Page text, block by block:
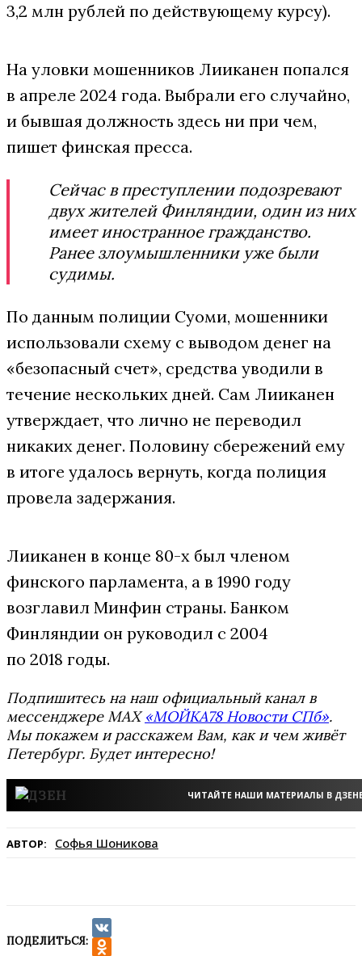
3,2 млн рублей по действующему курсу).
На уловки мошенников Лииканен попался
в апреле 2024 года. Выбрали его случайно,
и бывшая должность здесь ни при чем,
пишет финская пресса.
Сейчас в преступлении подозревают
двух жителей Финляндии, один из них
имеет иностранное гражданство.
Ранее злоумышленники уже были
судимы.
По данным полиции Суоми, мошенники
использовали схему с выводом денег на
«безопасный счет», средства уводили в
течение нескольких дней. Сам Лииканен
утверждает, что лично не переводил
никаких денег. Половину сбережений ему
в итоге удалось вернуть, когда полиция
провела задержания.
Лииканен в конце 80-х был членом
финского парламента, а в 1990 году
возглавил Минфин страны. Банком
Финляндии он руководил с 2004
по 2018 годы.
Подпишитесь на наш официальный канал в
мессенджере MAX«МОЙКА78 Новости СПб».
Мы покажем и расскажем Вам, как и чем живёт
Петербург. Будет интересно!
ЧИТАЙТЕ НАШИ МАТЕРИАЛЫ В
АВТОР: Софья Шоникова
ПОДЕЛИТЬСЯ:
VK